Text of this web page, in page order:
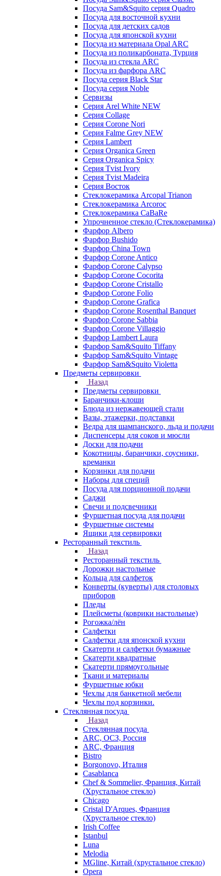
Посуда Sam&Squito серия Quadro
Посуда для восточной кухни
Посуда для детских садов
Посуда для японской кухни
Посуда из материала Opal ARC
Посуда из поликарбоната, Турция
Посуда из стекла ARC
Посуда из фарфора ARC
Посуда серия Black Star
Посуда серия Noble
Сервизы
Серия Arel White NEW
Серия Collage
Серия Corone Nori
Серия Falme Grey NEW
Серия Lambert
Серия Organica Green
Серия Organica Spicy
Серия Tvist Ivory
Серия Tvist Madeira
Серия Восток
Стеклокерамика Arcopal Trianon
Стеклокерамика Arcoroc
Стеклокерамика CaBaRe
Упрочненное стекло (Стеклокерамика)
Фарфор Albero
Фарфор Bushido
Фарфор China Town
Фарфор Corone Antico
Фарфор Corone Calypso
Фарфор Corone Cocorita
Фарфор Corone Cristallo
Фарфор Corone Folio
Фарфор Corone Grafica
Фарфор Corone Rosenthal Banquet
Фарфор Corone Sabbia
Фарфор Corone Villaggio
Фарфор Lambert Laura
Фарфор Sam&Squito Tiffany
Фарфор Sam&Squito Vintage
Фарфор Sam&Squito Violetta
Предметы сервировки
Назад
Предметы сервировки
Баранчики-клоши
Блюда из нержавеющей стали
Вазы, этажерки, подставки
Ведра для шампанского, льда и подачи
Диспенсеры для соков и мюсли
Доски для подачи
Кокотницы, баранчики, соусники,
креманки
Корзинки для подачи
Наборы для специй
Посуда для порционной подачи
Саджи
Свечи и подсвечники
Фуршетная посуда для подачи
Фуршетные системы
Ящики для сервировки
Ресторанный текстиль
Назад
Ресторанный текстиль
Дорожки настольные
Кольца для салфеток
Конверты (куверты) для столовых
приборов
Пледы
Плейсметы (коврики настольные)
Рогожка/лён
Салфетки
Салфетки для японской кухни
Скатерти и салфетки бумажные
Скатерти квадратные
Скатерти прямоугольные
Ткани и материалы
Фуршетные юбки
Чехлы для банкетной мебели
Чехлы под корзинки.
Стеклянная посуда
Назад
Стеклянная посуда
ARC, ОСЗ, Россия
ARC, Франция
Bistro
Borgonovo, Италия
Casablanca
Chef & Sommelier, Франция, Китай
(Хрустальное стекло)
Chicago
Cristal D'Arques, Франция
(Хрустальное стекло)
Irish Coffee
Istanbul
Luna
Melodia
MGline, Китай (хрустальное стекло)
Opera